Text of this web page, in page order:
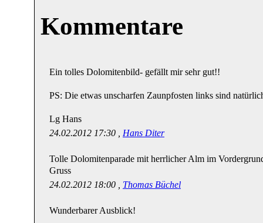
Kommentare
Ein tolles Dolomitenbild- gefällt mir sehr gut!!
PS: Die etwas unscharfen Zaunpfosten links sind
Lg Hans
24.02.2012 17:30 , Hans Diter
Tolle Dolomitenparade mit herrlicher Alm im
Gruss
24.02.2012 18:00 , Thomas Büchel
Wunderbarer Ausblick!